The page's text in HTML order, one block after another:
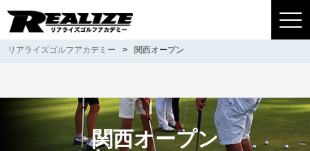
リアライズゴルフアカデミー > 関西オープン
関西オープン